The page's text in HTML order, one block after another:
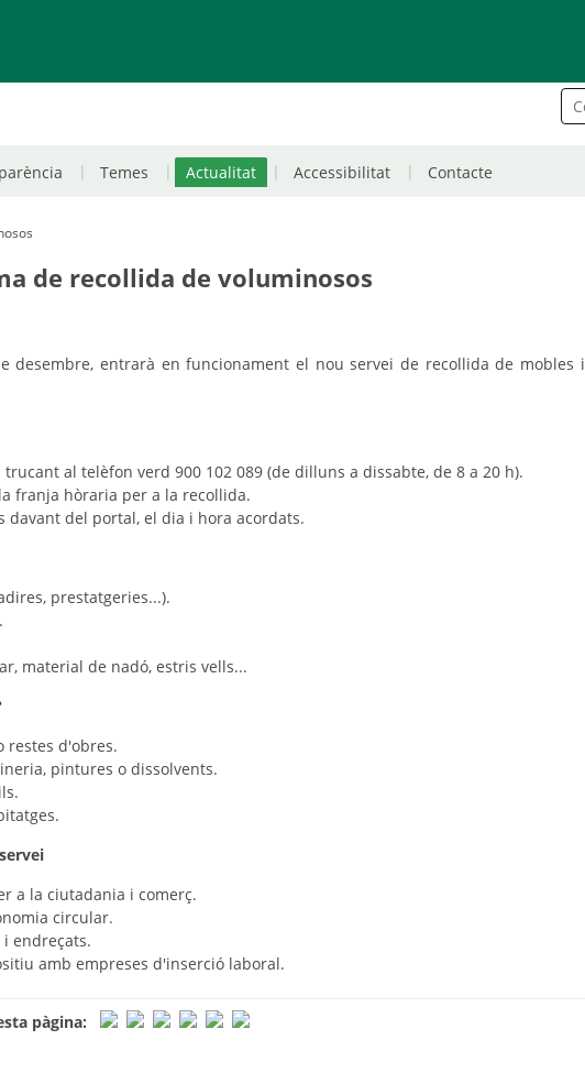
Temes Actualitat Accessibilitat Contacte
de recollida de voluminosos
desembre, entrarà en funcionament el nou servei de recollida de mobles i
trucant al telèfon verd 900 102 089 (de dilluns a dissabte, de 8 a 20 h).
franja hòraria per a la recollida.
davant del portal, el dia i hora acordats.
prestatgeries...).
material de nadó, estris vells...
restes d'obres.
pintures o dissolvents.
a la ciutadania i comerç.
circular.
i endreçats.
amb empreses d'inserció laboral.
pàgina: